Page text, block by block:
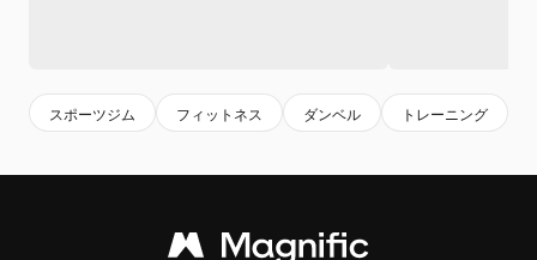
スポーツジム フィットネス ダンベル トレーニング